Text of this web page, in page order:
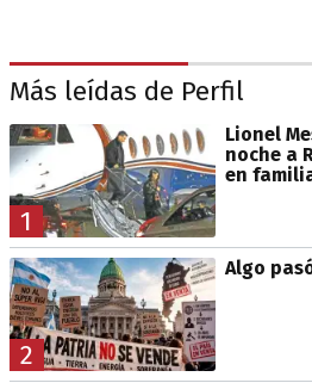
Más leídas de Perfil
1
Lionel
noche a
en
2
Algo